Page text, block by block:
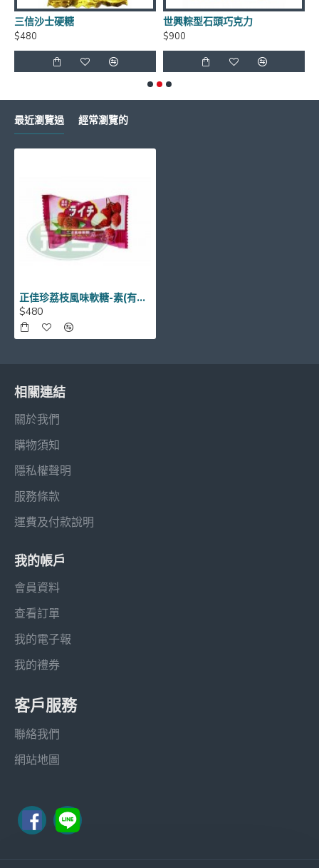
如有需要請LINE詢問有無庫存 LINE
ID:@xat.0000138847.2k2
超商取貨每筆訂單~限重4.5公斤(長+寬+高<105cm)
三信沙士硬糖
$480
世興粽型石頭巧克力
$900
最近瀏覽過 經常瀏覽的
正佳珍荔枝風味軟糖-素(有換外包裝)
$480
相關連結
關於我們
購物須知
隱私權聲明
服務條款
運費及付款說明
我的帳戶
會員資料
查看訂單
我的電子報
我的禮券
客戶服務
聯絡我們
網站地圖